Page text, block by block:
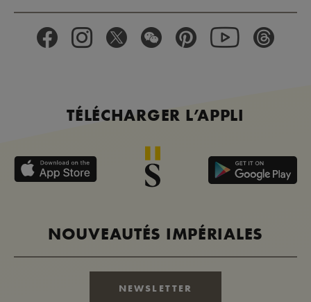
TÉLÉCHARGER L’APPLI
NOUVEAUTÉS IMPÉRIALES
NEWSLETTER